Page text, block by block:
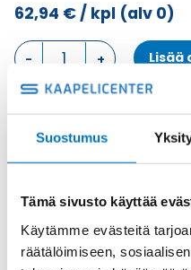
Suostumus
Tämä sivusto käyttää
Käytämme evästeitä
räätälöimiseen,
62,94 €/ kpl (alv 0)
KOTELON
YLÄOSA,
4
YLÄOSA
määrä
Lisää
Metalli
Osasto ILME -
Toimitusaika: 1-7 päivää
Toimituskulut 35kg:n asti
Yli 35kg:n toimituskulut